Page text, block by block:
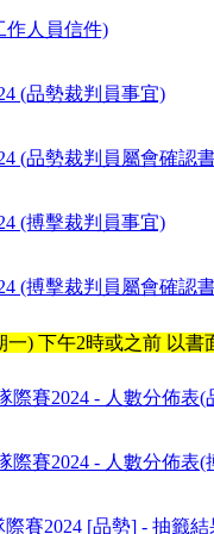
作人員信件)
(品勢裁判員事宜)
(品勢裁判員屬會確認
(搏擊裁判員事宜)
(搏擊裁判員屬會確認
一) 下午2時或之前 以
際賽2024 - 人數分佈表(
際賽2024 - 人數分佈表(
賽2024 [品勢] - 抽籤結